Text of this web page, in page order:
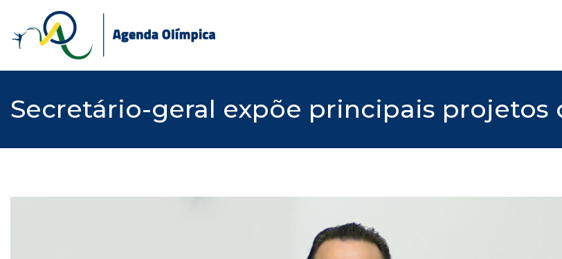
content
Secretário-geral expõe principais projetos